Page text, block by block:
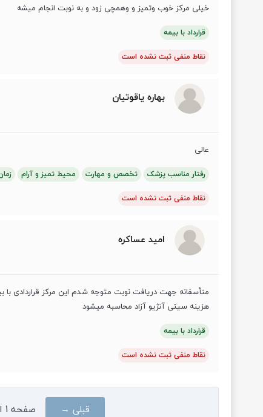
خیلی مرکز خوب وتمیز و وهمچی زود و به نوبت انجام میشه
قرارداد با بیمه
نقاط منفی ثبت نشده است
بهاره یاقوتیان
عالی
رفتار مناسب پزشک تخصص و مهارت محیط تمیز و آرام
نقاط منفی ثبت نشده است
امید عساکره
متأسفانه جهت دریافت نوبت متوجه شدم این مرکز قراردادی با
هزینه سیتی آنژیو آزاد محاسبه میشود
قرارداد با بیمه
نقاط منفی ثبت نشده است
قبلی → صفحه1